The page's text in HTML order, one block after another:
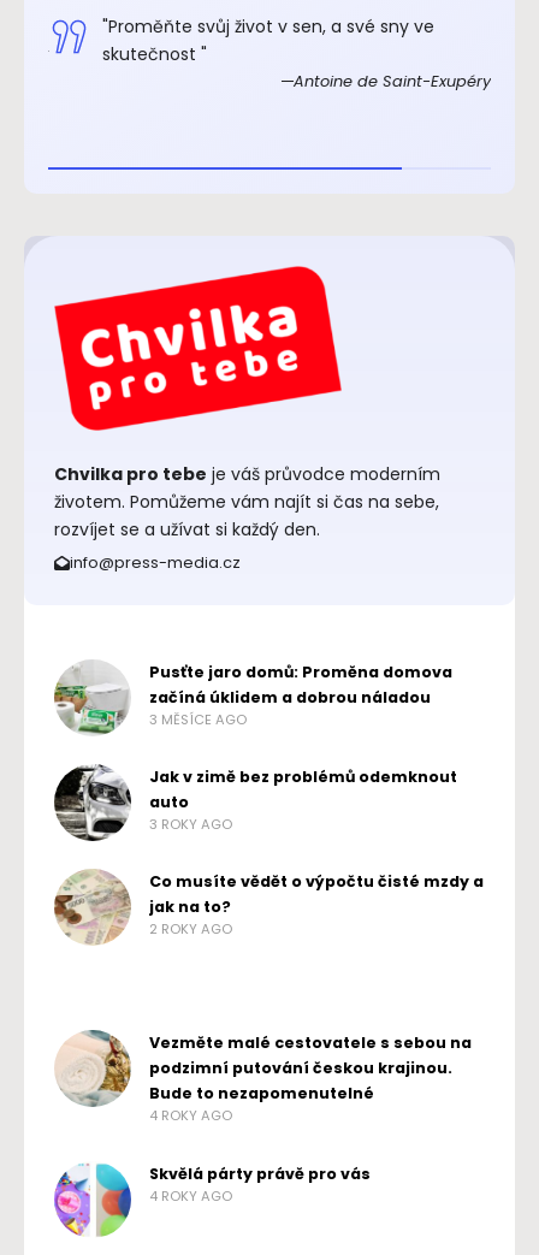
"Proměňte svůj život v sen, a své sny ve
skutečnost "
Antoine de Saint-Exupéry
Chvilka pro tebe je váš průvodce moderním
životem. Pomůžeme vám najít si čas na sebe,
rozvíjet se a užívat si každý den.
info@press-media.cz
Pusťte jaro domů: Proměna domova
začíná úklidem a dobrou náladou
3 MĚSÍCE AGO
Jak v zimě bez problémů odemknout
auto
3 ROKY AGO
Co musíte vědět o výpočtu čisté mzdy a
jak na to?
2 ROKY AGO
Vezměte malé cestovatele s sebou na
podzimní putování českou krajinou.
Bude to nezapomenutelné
4 ROKY AGO
Skvělá párty právě pro vás
4 ROKY AGO